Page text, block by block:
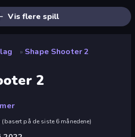
Vis flere spill
» Shape Shooter 2
2
(basert på de siste 6 månedene)